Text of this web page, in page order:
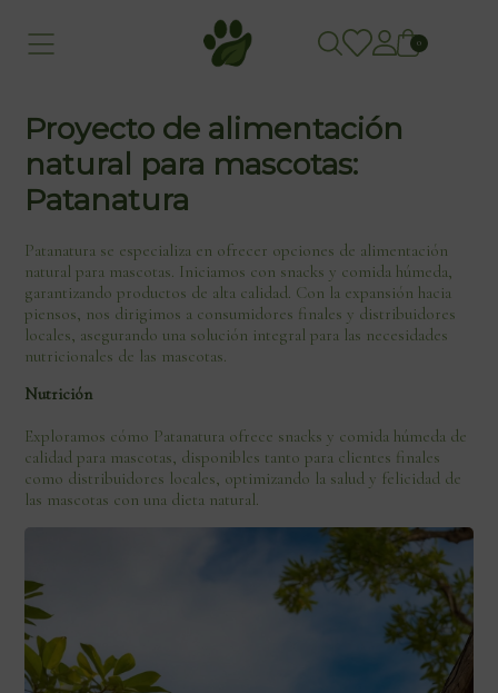
0
Proyecto de alimentación
natural para mascotas:
Patanatura
Patanatura se especializa en ofrecer opciones de alimentación
natural para mascotas. Iniciamos con snacks y comida húmeda,
garantizando productos de alta calidad. Con la expansión hacia
piensos, nos dirigimos a consumidores finales y distribuidores
locales, asegurando una solución integral para las necesidades
nutricionales de las mascotas.
Nutrición
Exploramos cómo Patanatura ofrece snacks y comida húmeda de
calidad para mascotas, disponibles tanto para clientes finales
como distribuidores locales, optimizando la salud y felicidad de
las mascotas con una dieta natural.